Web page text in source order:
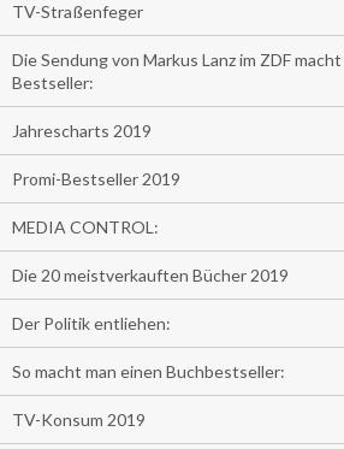
TV-Straßenfeger
Die Sendung von Markus Lanz im ZDF
Bestseller:
Jahrescharts 2019
Promi-Bestseller 2019
MEDIA CONTROL:
Die 20 meistverkauften Bücher 2019
Der Politik entliehen:
So macht man einen Buchbestseller:
TV-Konsum 2019